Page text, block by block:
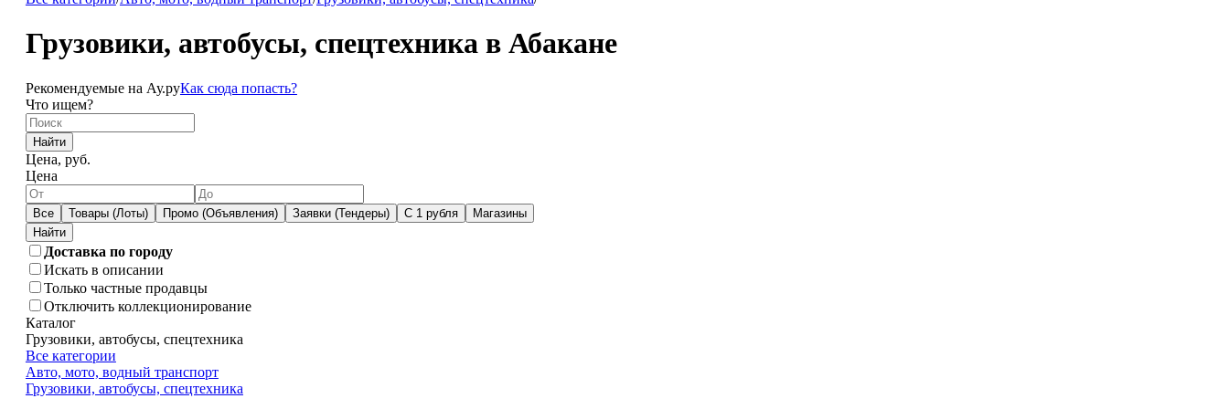
Грузовики, автобусы, спецтехника в Абакане
Рекомендуемые на Ау.руКак сюда попасть?
Что ищем?
Найти
Цена, руб.
Цена
Все Товары (Лоты) Промо (Объявления) Заявки (Тендеры) С 1 рубля Магазины
Доставка по городу
Искать в описании
Только частные продавцы
Отключить коллекционирование
Каталог
Грузовики, автобусы, спецтехника
Все категории
Авто, мото, водный транспорт
Грузовики, автобусы, спецтехника